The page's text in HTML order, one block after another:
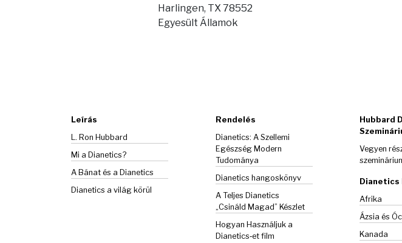
Harlingen, TX 78552
Egyesült Államok
Leírás
L. Ron Hubbard
Mi a Dianetics?
A Bánat és a Dianetics
Dianetics a világ körül
Rendelés
Dianetics: A Szellemi
Egészség Modern
Tudománya
Dianetics hangoskönyv
A Teljes Dianetics
„Csináld Magad” Készlet
Hogyan Használjuk a
Dianetics‑et film
Hubbard
Vegyen
Dianetics
Afrika
Ázsia és
Kanada